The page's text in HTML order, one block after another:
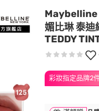
Maybelline
媚比琳 泰
TEDDY
彩妝指定品牌2